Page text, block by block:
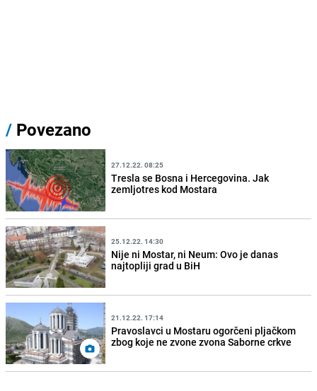
/ Povezano
27.12.22. 08:25
Tresla se Bosna i Hercegovina. Jak
zemljotres kod Mostara
25.12.22. 14:30
Nije ni Mostar, ni Neum: Ovo je danas
najtopliji grad u BiH
21.12.22. 17:14
Pravoslavci u Mostaru ogorčeni pljačkom
zbog koje ne zvone zvona Saborne crkve